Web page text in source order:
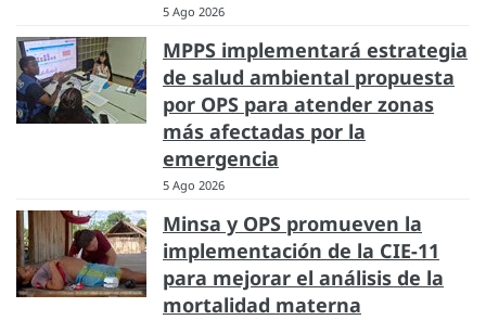
5 Ago 2026
MPPS implementará estrategia
de salud ambiental propuesta
por OPS para atender zonas
más afectadas por la
emergencia
5 Ago 2026
Minsa y OPS promueven la
implementación de la CIE-11
para mejorar el análisis de la
mortalidad materna